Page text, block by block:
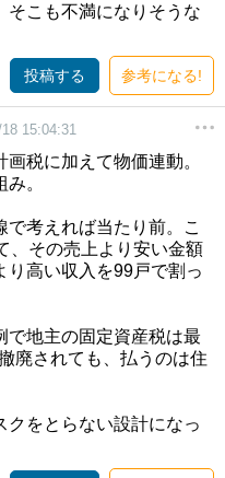
そこも不満になりそうな
投稿する 参考になる!
15:04:31
税に加えて物価連動。
。
考えれば当たり前。こ
、その売上より安い金額
り高い収入を99戸で割っ
で地主の固定資産税は最
廃されても、払うのは住
クをとらない設計になっ